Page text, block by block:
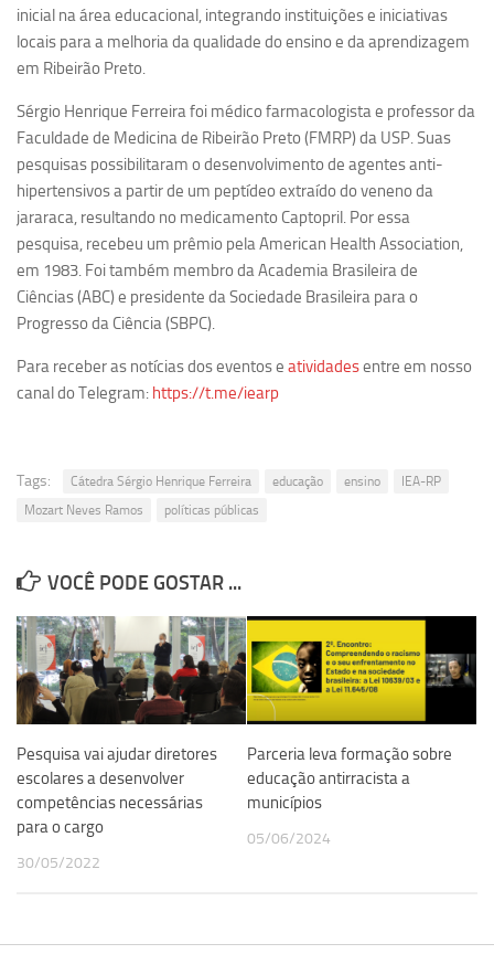
Espaço Cultural
Contato
inicial na área educacional, integrando instituições e iniciativas
locais para a melhoria da qualidade do ensino e da aprendizagem
em Ribeirão Preto.
Sérgio Henrique Ferreira foi médico farmacologista e professor da
Faculdade de Medicina de Ribeirão Preto (FMRP) da USP. Suas
pesquisas possibilitaram o desenvolvimento de agentes anti-
hipertensivos a partir de um peptídeo extraído do veneno da
jararaca, resultando no medicamento Captopril. Por essa
pesquisa, recebeu um prêmio pela American Health Association,
em 1983. Foi também membro da Academia Brasileira de
Ciências (ABC) e presidente da Sociedade Brasileira para o
Progresso da Ciência (SBPC).
Para receber as notícias dos eventos e atividadesentre em nosso
canal do Telegram: https://t.me/iearp
Tags: Cátedra Sérgio Henrique Ferreira educação ensino
IEA-RP
Mozart Neves Ramos
políticas públicas
VOCÊ PODE GOSTAR ...
Pesquisa vai ajudar diretores
escolares a desenvolver
competências necessárias
para o cargo
30/05/2022
Parceria leva formação sobre
educação antirracista a
municípios
05/06/2024